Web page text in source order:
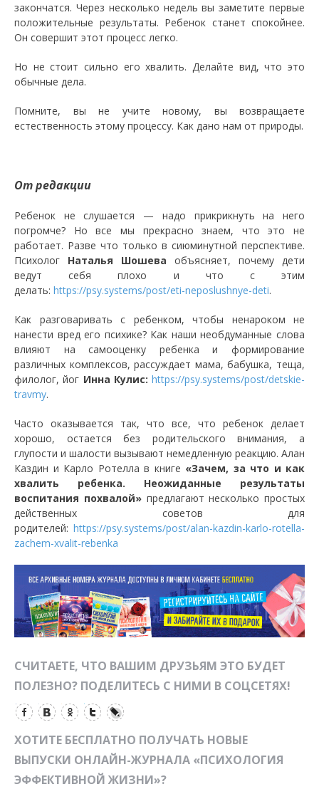
закончатся. Через несколько недель вы заметите первые
положительные результаты. Ребенок станет спокойнее.
Он совершит этот процесс легко.
Но не стоит сильно его хвалить. Делайте вид, что это
обычные дела.
Помните, вы не учите новому, вы возвращаете
естественность этому процессу. Как дано нам от природы.
От редакции
Ребенок не слушается — надо прикрикнуть на него
погромче? Но все мы прекрасно знаем, что это не
работает. Разве что только в сиюминутной перспективе.
Психолог Наталья Шошева объясняет, почему дети
ведут себя плохо и что с этим
делать: https://psy.systems/post/eti-neposlushnye-deti.
Как разговаривать с ребенком, чтобы ненароком не
нанести вред его психике? Как наши необдуманные слова
влияют на самооценку ребенка и формирование
различных комплексов, рассуждает мама, бабушка, теща,
филолог, йог Инна Кулис: https://psy.systems/post/detskie-
travmy.
Часто оказывается так, что все, что ребенок делает
хорошо, остается без родительского внимания, а
глупости и шалости вызывают немедленную реакцию. Алан
Каздин и Карло Ротелла в книге «Зачем, за что и как
хвалить ребенка. Неожиданные результаты
воспитания похвалой»предлагают несколько простых
действенных советов для
родителей: https://psy.systems/post/alan-kazdin-karlo-rotella-
zachem-xvalit-rebenka
СЧИТАЕТЕ, ЧТО ВАШИМ ДРУЗЬЯМ ЭТО БУДЕТ
ПОЛЕЗНО? ПОДЕЛИТЕСЬ С НИМИ В СОЦСЕТЯХ!
ХОТИТЕ БЕСПЛАТНО ПОЛУЧАТЬ НОВЫЕ
ВЫПУСКИ ОНЛАЙН-ЖУРНАЛА «ПСИХОЛОГИЯ
ЭФФЕКТИВНОЙ ЖИЗНИ»?